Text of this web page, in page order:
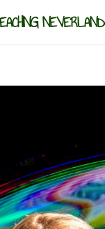
NEVERLAND